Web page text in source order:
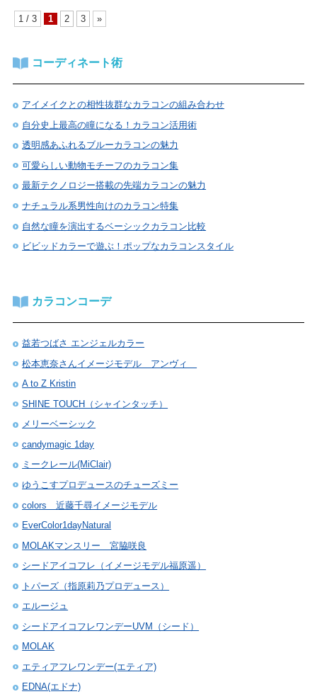
1 / 3 1 2 3 »
コーディネート術
アイメイクとの相性抜群なカラコンの組み合わせ
自分史上最高の瞳になる！カラコン活用術
透明感あふれるブルーカラコンの魅力
可愛らしい動物モチーフのカラコン集
最新テクノロジー搭載の先端カラコンの魅力
ナチュラル系男性向けのカラコン特集
自然な瞳を演出するベーシックカラコン比較
ビビッドカラーで遊ぶ！ポップなカラコンスタイル
カラコンコーデ
益若つばさ エンジェルカラー
松本恵奈さんイメージモデル アンヴィ
A to Z Kristin
SHINE TOUCH（シャインタッチ）
メリーベーシック
candymagic 1day
ミークレール(MiClair)
ゆうこすプロデュースのチューズミー
colors 近藤千尋イメージモデル
EverColor1dayNatural
MOLAKマンスリー 宮脇咲良
シードアイコフレ（イメージモデル福原遥）
トパーズ（指原莉乃プロデュース）
エルージュ
シードアイコフレワンデーUVM（シード）
MOLAK
エティアフレワンデー(エティア)
EDNA(エドナ)